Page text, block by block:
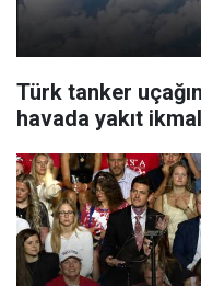
Türk tanker
havada yakıt